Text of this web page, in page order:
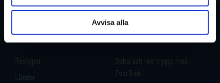
Avvisa alla
Restyper
Länder
Boka och res tryggt med
EverTrek